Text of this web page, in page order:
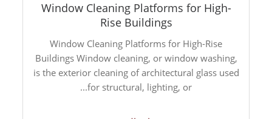
Window Cleaning Platforms for High-
Rise Buildings
Window Cleaning Platforms for High-Rise
Buildings Window cleaning, or window washing,
is the exterior cleaning of architectural glass used
for structural, lighting, or...